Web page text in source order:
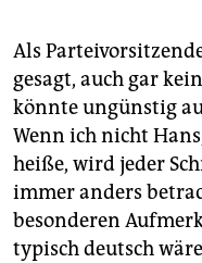
Als
gesagt, auch gar
könnte ungünstig
Wenn ich nicht
heiße, wird jeder
immer anders
besonderen
typisch deutsch